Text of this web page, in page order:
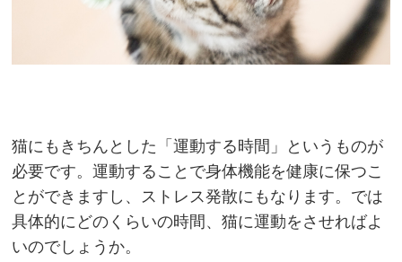
猫にもきちんとした「運動する時間」というものが
必要です。運動することで身体機能を健康に保つこ
とができますし、ストレス発散にもなります。では
具体的にどのくらいの時間、猫に運動をさせればよ
いのでしょうか。